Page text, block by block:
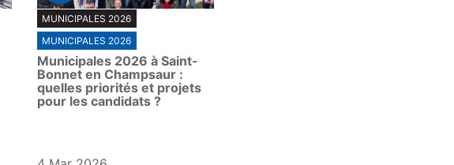
P
l
a
y
MUNICIPALES 2026
MUNICIPALES 2026
Municipales 2026 à Saint-
Bonnet en Champsaur :
quelles priorités et projets
pour les candidats ?